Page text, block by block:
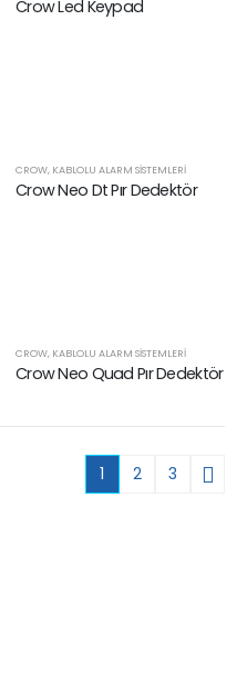
Crow Led Keypad
CROW, KABLOLU ALARM SISTEMLERI
Crow Neo Dt Pır Dedektör
CROW, KABLOLU ALARM SISTEMLERI
Crow Neo Quad Pır Dedektör
1 2 3